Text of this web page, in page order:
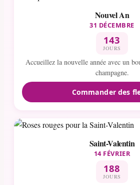
Nouvel An
31 DÉCEMBRE
143
JOURS
Accueillez la nouvelle année avec un
champagne.
Commander des
Saint-Valentin
14 FÉVRIER
188
JOURS